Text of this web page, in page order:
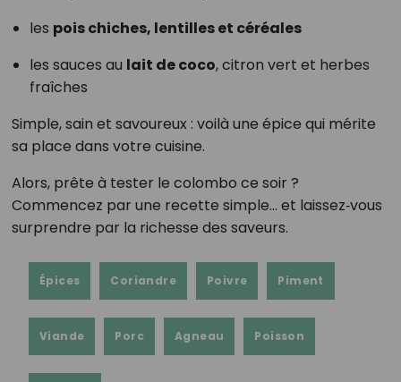
les pois chiches, lentilles et céréales
les sauces au lait de coco, citron vert et herbes
fraîches
Simple, sain et savoureux : voilà une épice qui mérite
sa place dans votre cuisine.
Alors, prête à tester le colombo ce soir ?
Commencez par une recette simple… et laissez‑vous
surprendre par la richesse des saveurs.
Épices Coriandre Poivre Piment
Viande Porc Agneau Poisson